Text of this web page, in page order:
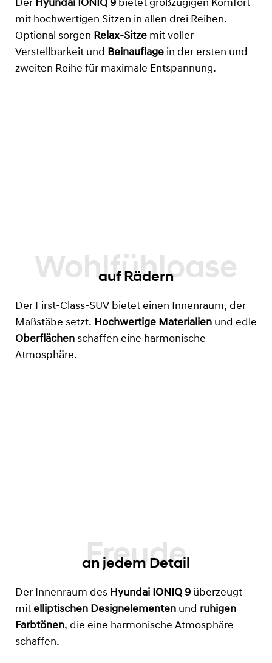
Der Hyundai IONIQ 9 bietet großzügigen Komfort
mit hochwertigen Sitzen in allen drei Reihen.
Optional sorgen Relax-Sitze mit voller
Verstellbarkeit und Beinauflage in der ersten und
zweiten Reihe für maximale Entspannung.
auf Rädern
Der First-Class-SUV bietet einen Innenraum, der
Maßstäbe setzt. Hochwertige Materialien und edle
Oberflächen schaffen eine harmonische
Atmosphäre.
an jedem Detail
Der Innenraum des Hyundai IONIQ 9 überzeugt
mit elliptischen Designelementen und ruhigen
Farbtönen, die eine harmonische Atmosphäre
schaffen.